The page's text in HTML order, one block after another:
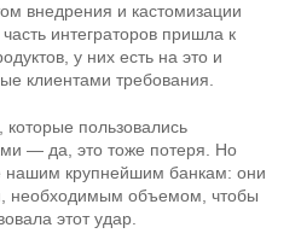
внедрения и кастомизации
интеграторов пришла к
у них есть на это и
клиентами требования.
пользовались
— да, это тоже потеря. Но
нашим крупнейшим банкам: они
необходимым объемом, чтобы
этот удар.